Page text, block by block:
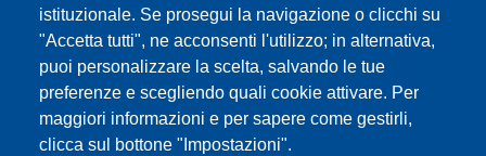
istituzionale. Se prosegui la navigazione o clicchi su
"Accetta tutti", ne acconsenti l'utilizzo; in alternativa,
puoi personalizzare la scelta, salvando le tue
preferenze e scegliendo quali cookie attivare. Per
maggiori informazioni e per sapere come gestirli,
clicca sul bottone "Impostazioni".
Partita IVA: 00427620364
Dipartimento di Scienze Fisiche, Informatiche, Matematiche
Sede: Via Campi 213/A - 41125 Modena, Italy